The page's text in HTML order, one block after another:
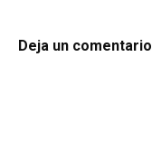
Deja un comentario